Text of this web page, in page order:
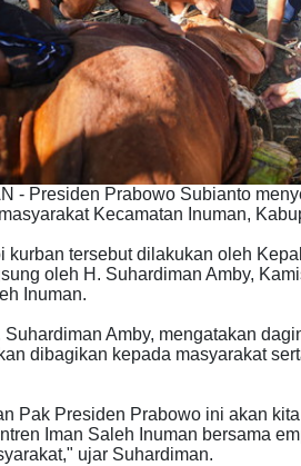
- Presiden Prabowo Subianto
Kecamatan Inuman,
kurban tersebut dilakukan oleh
oleh H. Suhardiman Amby,
Inuman.
Amby, mengatakan
dibagikan kepada masyarakat
Pak Presiden Prabowo ini akan
Iman Saleh Inuman bersama
ujar Suhardiman.